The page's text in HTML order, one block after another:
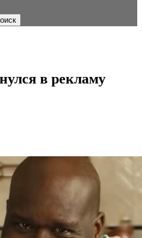
в рекламу